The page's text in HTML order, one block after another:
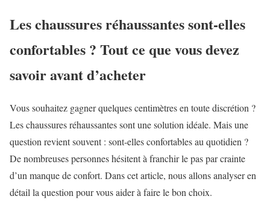
Les chaussures réhaussantes sont-elles
confortables ? Tout ce que vous devez
savoir avant d’acheter
Vous souhaitez gagner quelques centimètres en toute discrétion ?
Les chaussures réhaussantes sont une solution idéale. Mais une
question revient souvent : sont-elles confortables au quotidien ?
De nombreuses personnes hésitent à franchir le pas par crainte
d’un manque de confort. Dans cet article, nous allons analyser en
détail la question pour vous aider à faire le bon choix.